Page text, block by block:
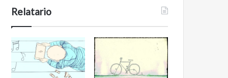
Relatario